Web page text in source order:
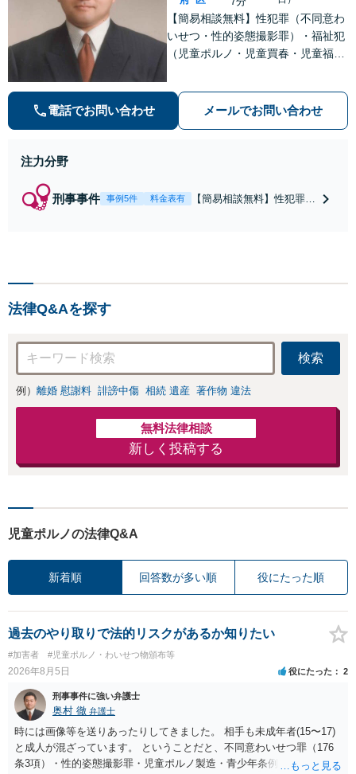
【簡易相談無料】性犯罪（不同意わ
いせつ・性的姿態撮影罪）・福祉犯
（児童ポルノ・児童買春・児童福祉
等）に非常に詳しい弁護士です
電話でお問い合わせ メールでお問い合わせ
注力分野
刑事事件 事例5件 料金表有
【簡易相談無料】性犯罪
法律Q&Aを探す
検索
例） 離婚 慰謝料 誹謗中傷 相続 遺産 著作物 違法
無料法律相談
新しく投稿する
児童ポルノの法律Q&A
新着順 回答数が多い順 役にたった順
過去のやり取りで法的リスクがあるか知りたい
#加害者 #児童ポルノ・わいせつ物頒布等
2026年8月5日 役にたった 2
刑事事件に強い弁護士
奥村 徹 弁護士
時には画像等を送りあったりしてきました。 相手も未成年者(15〜17)
と成人が混ざっています。 ということだと、不同意わいせつ罪（176
条3項）・性的姿態撮影罪・児童ポルノ製造・青少年条例違反（わいせ